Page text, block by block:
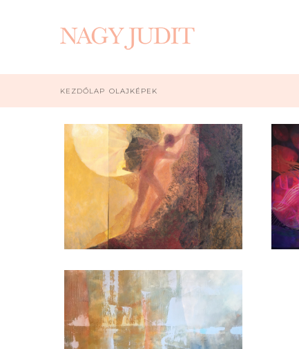
KEZDŐLAP OLAJKÉPEK
Figurális
Tájélmények